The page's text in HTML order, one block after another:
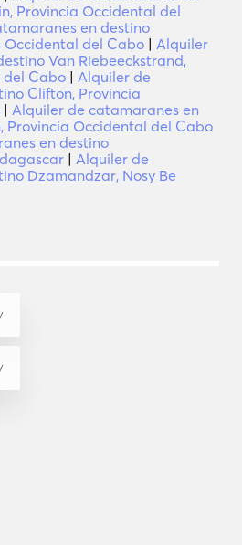
Provincia Occidental del
en destino
Occidental del Cabo | Alquiler
Van Riebeeckstrand,
del Cabo | Alquiler de
Clifton, Provincia
| Alquiler de catamaranes en
Provincia Occidental del Cabo
en destino
| Alquiler de
Dzamandzar, Nosy Be